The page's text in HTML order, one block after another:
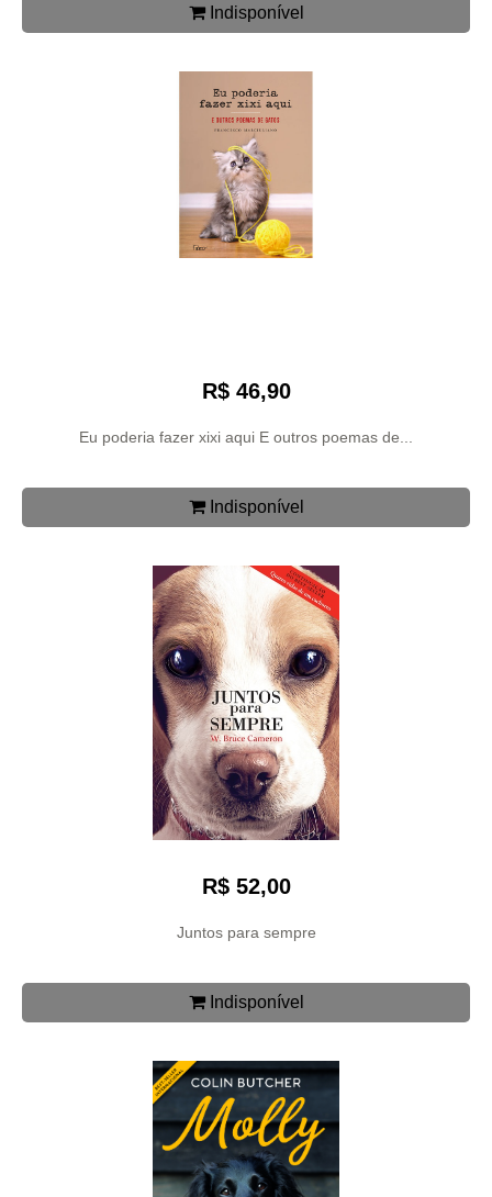
Indisponível
R$ 46,90
Eu poderia fazer xixi aqui E outros poemas de...
Indisponível
R$ 52,00
Juntos para sempre
Indisponível